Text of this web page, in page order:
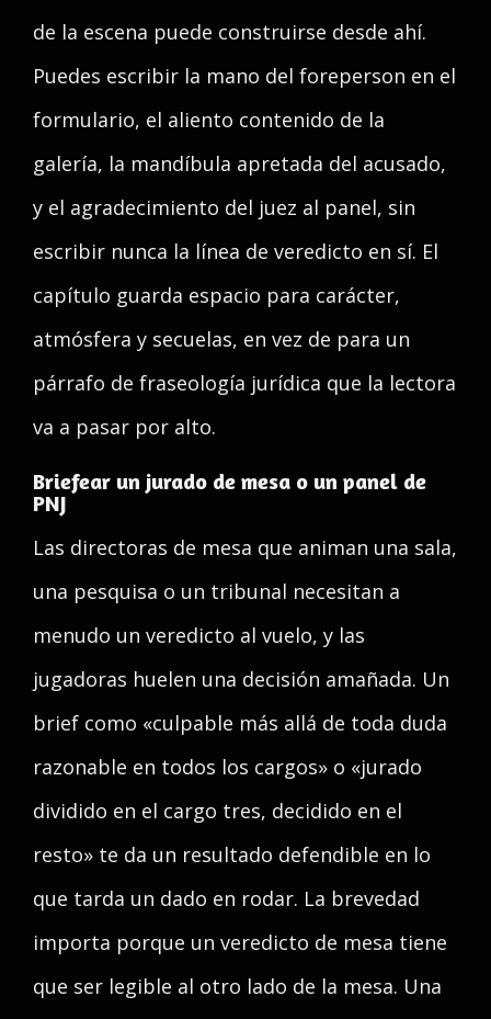
de la escena puede construirse desde ahí.
Puedes escribir la mano del foreperson en el
formulario, el aliento contenido de la
galería, la mandíbula apretada del acusado,
y el agradecimiento del juez al panel, sin
escribir nunca la línea de veredicto en sí. El
capítulo guarda espacio para carácter,
atmósfera y secuelas, en vez de para un
párrafo de fraseología jurídica que la lectora
va a pasar por alto.
Briefear un jurado de mesa o un panel de
PNJ
Las directoras de mesa que animan una sala,
una pesquisa o un tribunal necesitan a
menudo un veredicto al vuelo, y las
jugadoras huelen una decisión amañada. Un
brief como «culpable más allá de toda duda
razonable en todos los cargos» o «jurado
dividido en el cargo tres, decidido en el
resto» te da un resultado defendible en lo
que tarda un dado en rodar. La brevedad
importa porque un veredicto de mesa tiene
que ser legible al otro lado de la mesa. Una